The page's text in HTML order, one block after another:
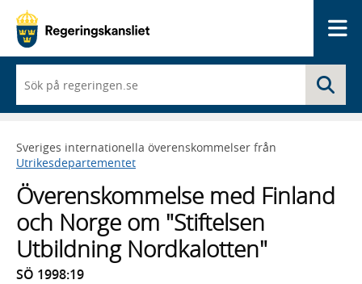
du
börjar
skriva
framträder
en
med
sökförslag
Sveriges internationella överenskommelser från
Utrikesdepartementet
Överenskommelse med Finland
och Norge om "Stiftelsen
Utbildning Nordkalotten"
SÖ 1998:19